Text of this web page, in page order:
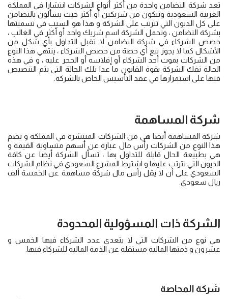
تعد شركة التضامن واحدة من أكثر أنواع الشركات انتشارا في المملكة
العربية السعودية وتتكون من شريكين أو أكثر حيث يسألون بالتضامن
على كل الديون التي تترتب على الشركة و هذا هو السبب في تسميتها
بشركة التضامن ، وتحمل الشركة اسم شريك واحد أو أكثر في الغالب ،
حصص الشركاء في شركة التضامن لا تقبل التداول بأي شكل من
الأشكال كما لا يجوز بيع أي حصة من حصص الشركاء ، ينتهي هذا النوع
من الشركات بموت أحد الشركاء أو إفلاسه أو الحجر عليه ، و في هذه
الحالة تفك الشركة بقوة القانون ما عدا تلك الحالة التي يتم التنصيص
فيها على استمرارها في عقد التأسيس الخاص بالشركة.
شركة المساهمة
شركة المساهمة أيضا هي من الشركات المنتشرة في المملكة و يضم
هذا النوع من الشركات رأس مال عبارة عن أسهم متساوية القيمة و
هي بطبيعة الحال قابلة للتداول بها ، تسأل الشركة أيضا عن كافة
الديون التي تترتب عليها و اشترط المشرع السعودي في نظام الشركات
السعودي على أن لا يقل رأس مال شركة مساهمة عن الخمسة ألف
ريال سعودي.
الشركة ذات المسؤولية المحدودة
هي نوع من الشركات التي لا يتعدى عدد الشركاء فيها الخمس و
عشرون و ذمتها المالية مستقلة عن الذمة المالية للشركاء فيها.
شركة المحاصة